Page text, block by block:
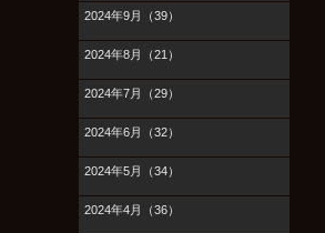
2024年9月（39）
2024年8月（21）
2024年7月（29）
2024年6月（32）
2024年5月（34）
2024年4月（36）